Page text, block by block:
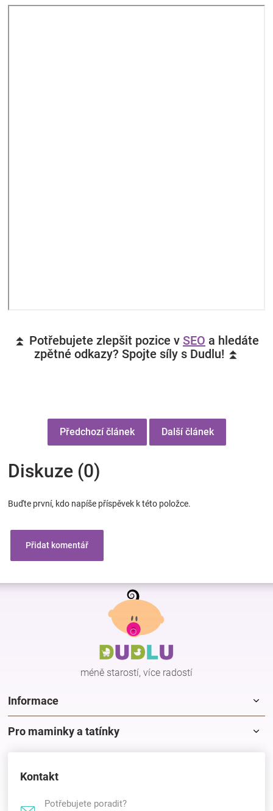
⏫ Potřebujete zlepšit pozice v SEO a hledáte
zpětné odkazy? Spojte síly s Dudlu! ⏫
Předchozí článek Další článek
Diskuze (0)
Buďte první, kdo napíše příspěvek k této položce.
Přidat komentář
Z
méně starostí, více radostí
Informace
Pro maminky a tatínky
Kontakt
Potřebujete poradit?